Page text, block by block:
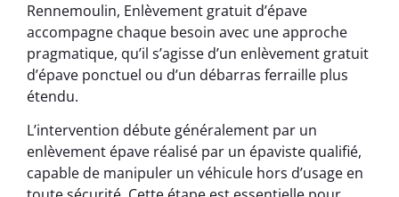
Rennemoulin, Enlèvement gratuit d’épave
accompagne chaque besoin avec une approche
pragmatique, qu’il s’agisse d’un enlèvement gratuit
d’épave ponctuel ou d’un débarras ferraille plus
étendu.
L’intervention débute généralement par un
enlèvement épave réalisé par un épaviste qualifié,
capable de manipuler un véhicule hors d’usage en